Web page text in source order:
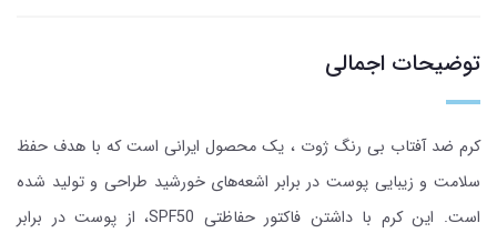
توضیحات اجمالی
کرم ضد آفتاب بی رنگ ژوت ، یک محصول ایرانی است که با هدف حفظ
سلامت و زیبایی پوست در برابر اشعه‌های خورشید طراحی و تولید شده
است. این کرم با داشتن فاکتور حفاظتی SPF50، از پوست در برابر